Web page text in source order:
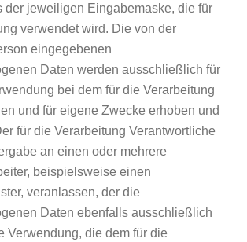
der jeweiligen Eingabemaske, die für
verwendet wird. Die von der
eingegebenen
Daten werden ausschließlich für
bei dem für die Verarbeitung
und für eigene Zwecke erhoben und
für die Verarbeitung Verantwortliche
an einen oder mehrere
beispielsweise einen
veranlassen, der die
Daten ebenfalls ausschließlich
Verwendung, die dem für die